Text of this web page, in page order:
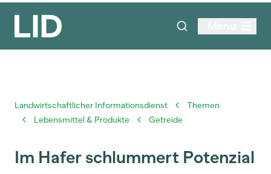
Landwirtschaftlicher Informationsdienst
Themen
Lebensmittel & Produkte
Getreide
Im Hafer schlummert Potenzial